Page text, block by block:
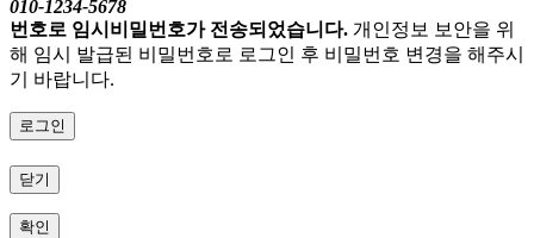
010-1234-5678
번호로 임시비밀번호가 전송되었습니다. 개인정보 보안을 위
해 임시 발급된 비밀번호로 로그인 후 비밀번호 변경을 해주시
기 바랍니다.
로그인
닫기
확인